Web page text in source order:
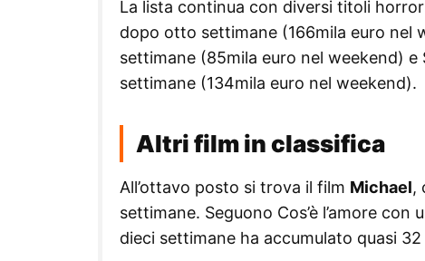
La lista continua con diversi titoli
dopo otto settimane (166mila euro nel
settimane (85mila euro nel weekend)
settimane (134mila euro nel weekend).
Altri film in classifica
All’ottavo posto si trova il film Michael,
settimane. Seguono Cos’è l’amore
dieci settimane ha accumulato quasi